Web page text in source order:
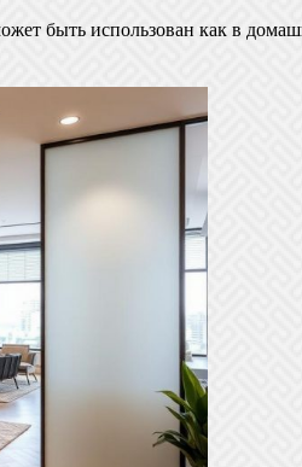
быть использован как в